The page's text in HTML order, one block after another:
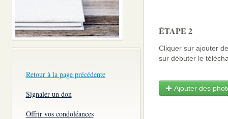
Retour à la page précédente
Signaler un don
Offrir vos condoléances
ÉTAPE 2
Cliquer sur ajouter
sur débuter le
Ajouter des